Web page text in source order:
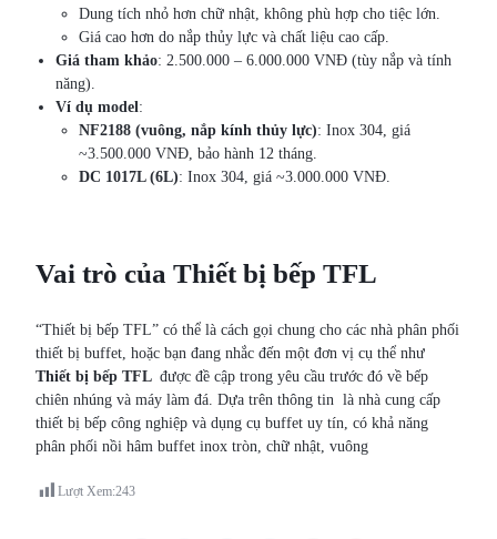
Dung tích nhỏ hơn chữ nhật, không phù hợp cho tiệc lớn.
Giá cao hơn do nắp thủy lực và chất liệu cao cấp.
Giá tham khảo: 2.500.000 – 6.000.000 VNĐ (tùy nắp và tính
năng).
Ví dụ model:
NF2188 (vuông, nắp kính thủy lực): Inox 304, giá
~3.500.000 VNĐ, bảo hành 12 tháng.
DC 1017L (6L): Inox 304, giá ~3.000.000 VNĐ.
Vai trò của Thiết bị bếp TFL
“Thiết bị bếp TFL” có thể là cách gọi chung cho các nhà phân phối
thiết bị buffet, hoặc bạn đang nhắc đến một đơn vị cụ thể như
Thiết bị bếp TFL được đề cập trong yêu cầu trước đó về bếp
chiên nhúng và máy làm đá. Dựa trên thông tin là nhà cung cấp
thiết bị bếp công nghiệp và dụng cụ buffet uy tín, có khả năng
phân phối nồi hâm buffet inox tròn, chữ nhật, vuông
Lượt Xem:243